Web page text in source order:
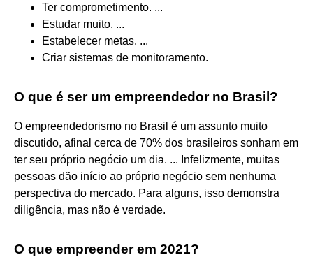
Ter comprometimento. ...
Estudar muito. ...
Estabelecer metas. ...
Criar sistemas de monitoramento.
O que é ser um empreendedor no Brasil?
O empreendedorismo no Brasil é um assunto muito
discutido, afinal cerca de 70% dos brasileiros sonham em
ter seu próprio negócio um dia. ... Infelizmente, muitas
pessoas dão início ao próprio negócio sem nenhuma
perspectiva do mercado. Para alguns, isso demonstra
diligência, mas não é verdade.
O que empreender em 2021?